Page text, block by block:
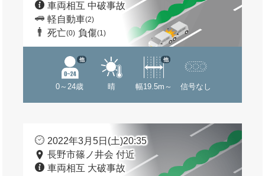
車両相互 中破事故
軽自動車(2)
死亡(0) 負傷(1)
0～24歳
他
晴 幅19.5m～
他
信号なし
2022年3月5日(土)20:35
長野市篠ノ井会 付近
車両相互 大破事故